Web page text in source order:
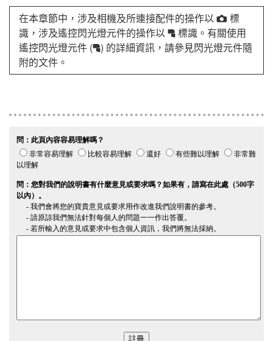
在本章節中，涉及相機及所連接配件的操作以 C 標
識，涉及遙控閃光燈元件的操作以 f 標識。有關使用
遙控閃光燈元件 (f) 的詳細資訊，請參見閃光燈元件隨
附的文件。